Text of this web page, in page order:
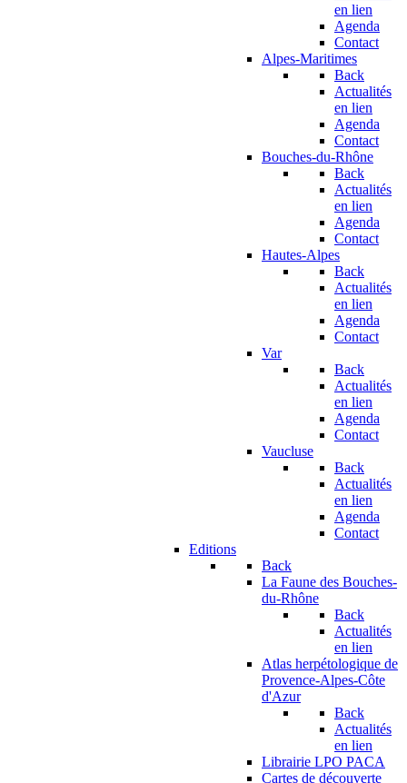
en lien
Agenda
Contact
Alpes-Maritimes
Back
Actualités
en lien
Agenda
Contact
Bouches-du-Rhône
Back
Actualités
en lien
Agenda
Contact
Hautes-Alpes
Back
Actualités
en lien
Agenda
Contact
Var
Back
Actualités
en lien
Agenda
Contact
Vaucluse
Back
Actualités
en lien
Agenda
Contact
Editions
Back
La Faune des Bouches-
du-Rhône
Back
Actualités
en lien
Atlas herpétologique de
Provence-Alpes-Côte
d'Azur
Back
Actualités
en lien
Librairie LPO PACA
Cartes de découverte